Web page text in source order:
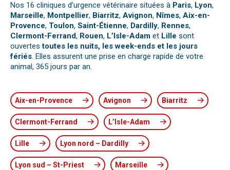
Nos 16 cliniques d’urgence vétérinaire situées à Paris, Lyon,
Marseille, Montpellier, Biarritz, Avignon, Nîmes, Aix-en-
Provence, Toulon, Saint-Étienne, Dardilly, Rennes,
Clermont-Ferrand, Rouen, L’Isle-Adam et Lille sont
ouvertestoutes les nuits, les week-ends et les jours
fériés. Elles assurent une prise en charge rapide de votre
animal, 365 jours par an.
Aix-en-Provence Avignon Biarritz
Clermont-Ferrand L’Isle-Adam
Lille Lyon nord – Dardilly
Lyon sud – St-Priest Marseille